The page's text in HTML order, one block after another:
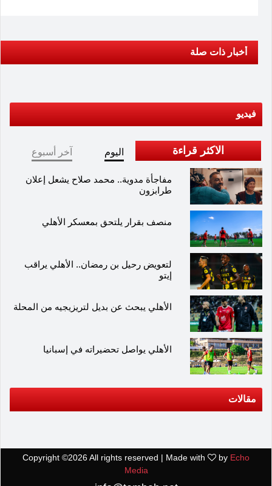
أخبار ذات صلة
فيديو
الاكثر قراءة اليوم آخر أسبوع
مفاجأة مدوية.. محمد صلاح يشعل إعلان
طرابزون
منصف بقرار يلتحق بمعسكر الأهلي
لتعويض رحيل بن رمضان.. الأهلي يراقب
إيتو
الأهلي يبحث عن بديل لتريزيجيه من المحلة
الأهلي يواصل تحضيراته في إسبانيا
مقالات
Copyright ©2026 All rights reserved | Made with by Echo
Media